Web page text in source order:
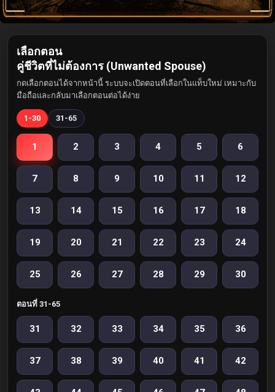
เลือกตอน
คู่ชีวิตที่ไม่ต้องการ (Unwanted Spouse)
กดเลือกตอนได้จากหน้านี้ ระบบจะเปิดตอนที่เลือกในแท็บใหม่ เหมาะกับ
มือถือและกลับมาเลือกตอนต่อได้ง่าย
1-30 31-65
1 2 3 4 5 6
7 8 9 10 11 12
13 14 15 16 17 18
19 20 21 22 23 24
25 26 27 28 29 30
ตอนที่ 31-65
31 32 33 34 35 36
37 38 39 40 41 42